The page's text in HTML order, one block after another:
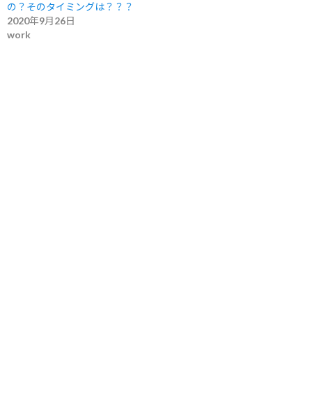
の？そのタイミングは？？？
2020年9月26日
work